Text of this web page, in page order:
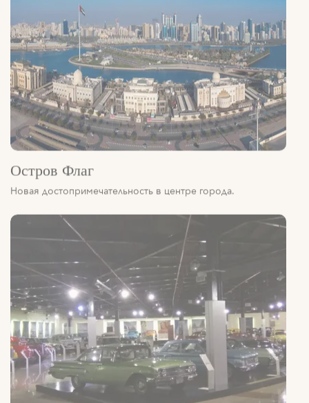
Остров Флаг
Новая достопримечательность в центре города.
Музей классических автомобилей Шарджи